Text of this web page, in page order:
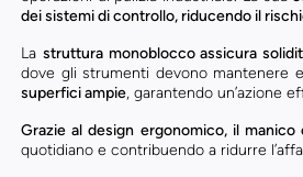
dei sistemi di controllo, riducendo il
La struttura monoblocco assicura
dove gli strumenti devono mantenere
superfici ampie, garantendo un’azione
Grazie al design ergonomico, il
quotidiano e contribuendo a ridurre